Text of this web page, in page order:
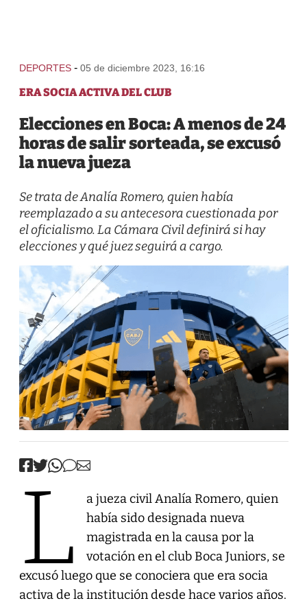
DEPORTES - 05 de diciembre 2023, 16:16
ERA SOCIA ACTIVA DEL CLUB
Elecciones en Boca: A menos de 24
horas de salir sorteada, se excusó
la nueva jueza
Se trata de Analía Romero, quien había
reemplazado a su antecesora cuestionada por
el oficialismo. La Cámara Civil definirá si hay
elecciones y qué juez seguirá a cargo.
L
a jueza civil Analía Romero, quien
había sido designada nueva
magistrada en la causa por la
votación en el club Boca Juniors, se
excusó luego que se conociera que era socia
activa de la institución desde hace varios años.